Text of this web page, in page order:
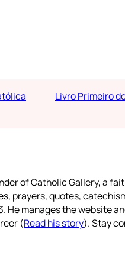
Livro Primeiro
of Catholic Gallery, a
prayers, quotes,
He manages the website
(Read his story). Stay